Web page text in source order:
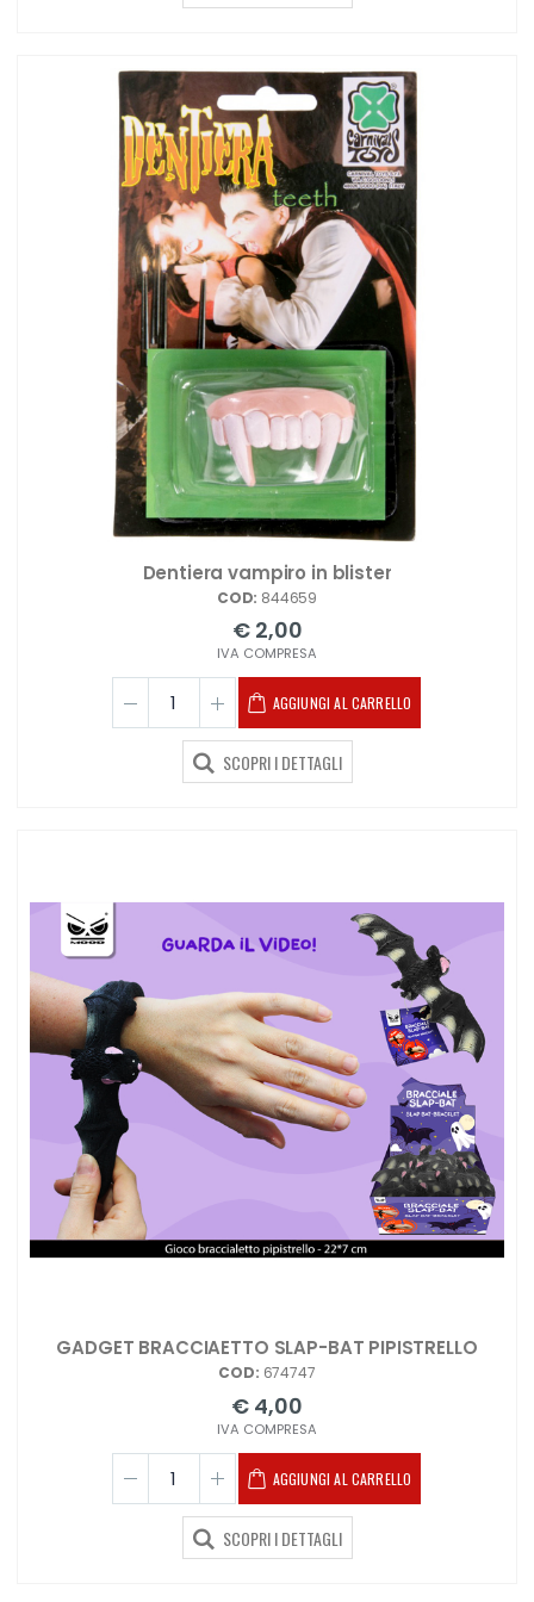
NON VOGLIO PIU' VEDERE QUESTO POPUP
Dentiera vampiro in blister
COD: 844659
€ 2,00
IVA COMPRESA
AGGIUNGI AL CARRELLO
SCOPRI I DETTAGLI
GADGET BRACCIAETTO SLAP-BAT PIPISTRELLO
COD: 674747
€ 4,00
IVA COMPRESA
AGGIUNGI AL CARRELLO
SCOPRI I DETTAGLI